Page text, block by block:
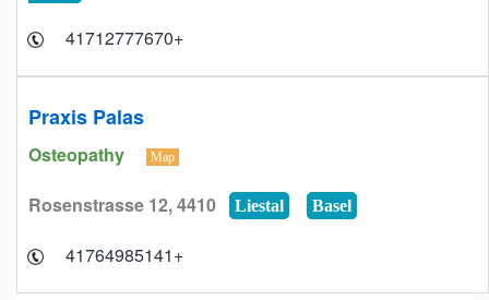
+41712777670
Praxis Palas
Osteopathy Map
Rosenstrasse 12, 4410 Liestal Basel
+41764985141